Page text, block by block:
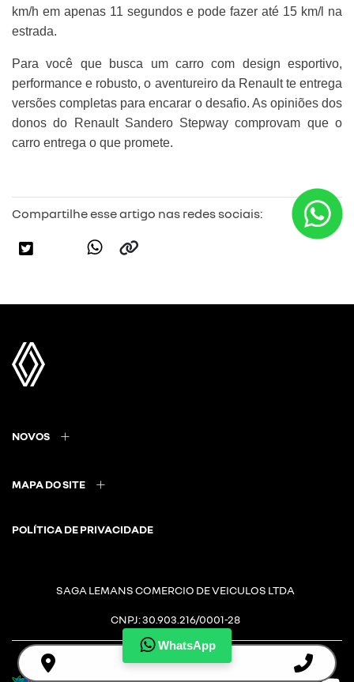
WhatsApp
km/h em apenas 11 segundos e pode fazer até 15 km/l na
estrada.
Para você que busca um carro com design esportivo,
performance e robusto, o aventureiro da Renault te entrega
versões completas para encarar o desafio. As opiniões dos
donos do Renault Sandero Stepway comprovam que o
carro entrega o que promete.
Compartilhe esse artigo nas redes sociais:
NOVOS
MAPA DO SITE
POLÍTICA DE PRIVACIDADE
SAGA LEMANS COMERCIO DE VEICULOS LTDA
CNPJ: 30.903.216/0001-28